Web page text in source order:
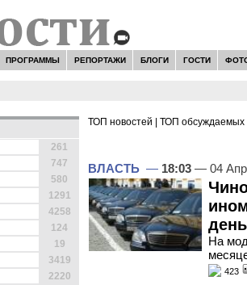
ПРОГРАММЫ РЕПОРТАЖИ БЛОГИ ГОСТИ
261
747
580
1291
4258
124
19
3419
2220
ТОП новостей ТОП обсуждаемых
ВЛАСТЬ — 18:03 — 04
На
423